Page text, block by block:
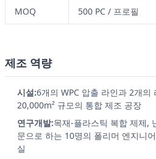
MOQ 500 PC / 프로필
제조 역량
시설:6개의 WPC 압출 라인과 2개의
20,000m² 규모의 통합 제조 공장
연구개발:목재-플라스틱 복합 제제,
문으로 하는 10명의 폴리머 엔지니
실